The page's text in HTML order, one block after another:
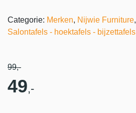
Categorie: Merken, Nijwie Furniture,
Salontafels - hoektafels - bijzettafels
99,-
49,-